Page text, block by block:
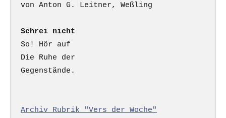
Schrei nicht
So! Hör auf
Die Ruhe der
Gegenstände.
Archiv Rubrik "Vers der Woche"